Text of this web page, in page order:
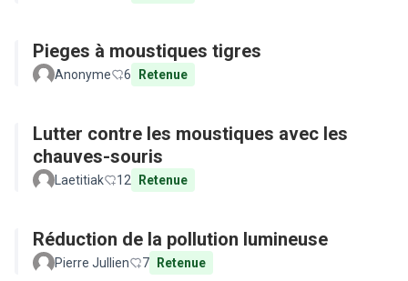
Pieges à moustiques tigres
Anonyme 6 Retenue
Lutter contre les moustiques avec les
chauves-souris
Laetitiak 12 Retenue
Réduction de la pollution lumineuse
Pierre Jullien 7 Retenue